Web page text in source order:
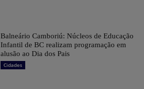
Balneário Camboriú: Núcleos de Educação
Infantil de BC realizam programação em
alusão ao Dia dos Pais
Cidades